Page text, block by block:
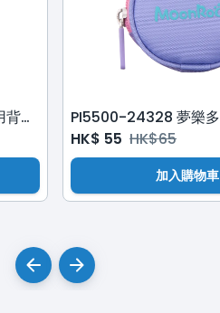
PI0016P-2323 夢樂"Ride"兩用背包 - 彩虹獨角獸- 粉紅色
HK$ 55 HK$65
加入購物車